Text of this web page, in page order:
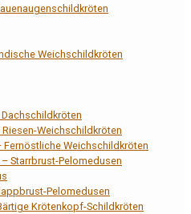
Weichschildkröten
Weichschildkröten
Weichschildkröten
Starrbrust-Pelomedusen
Pelomedusen
Krötenkopf-Schildkröten